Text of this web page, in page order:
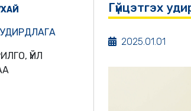
УДИРДЛАГА
ҮЙЛ
Гүйцэтгэх
2025.01.01